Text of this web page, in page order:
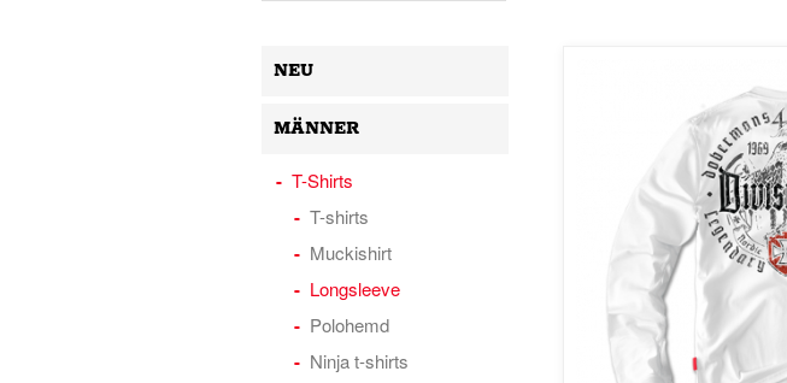
NEU
MÄNNER
T-Shirts
T-shirts
Muckishirt
Longsleeve
Polohemd
Ninja t-shirts